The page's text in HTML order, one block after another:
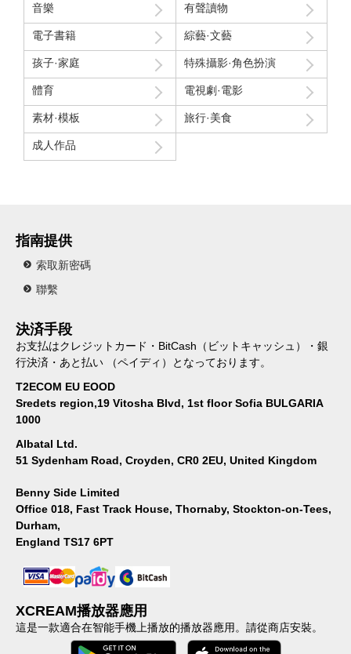
音樂 有聲讀物
電子書籍 綜藝·文藝
孩子·家庭 特殊攝影·角色扮演
體育 電視劇·電影
素材·模板 旅行·美食
成人作品
指南提供
索取新密碼
聯繫
決済手段
お支払はクレジットカード・BitCash（ビットキャッシュ）・銀
行決済・あと払い （ペイディ）となっております。
T2ECOM EU EOOD
Sredets region,19 Vitosha Blvd, 1st floor Sofia BULGARIA
1000
Albatal Ltd.
51 Sydenham Road, Croyden, CR0 2EU, United Kingdom
Benny Side Limited
Office 018, Fast Track House, Thornaby, Stockton-on-Tees,
Durham,
England TS17 6PT
XCREAM播放器應用
這是一款適合在智能手機上播放的播放器應用。請從商店安裝。